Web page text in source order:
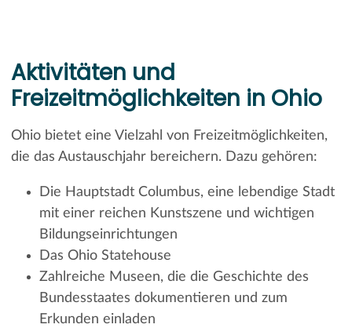
Aktivitäten und
Freizeitmöglichkeiten in Ohio
Ohio bietet eine Vielzahl von Freizeitmöglichkeiten,
die das Austauschjahr bereichern. Dazu gehören:
Die Hauptstadt Columbus, eine lebendige Stadt
mit einer reichen Kunstszene und wichtigen
Bildungseinrichtungen
Das Ohio Statehouse
Zahlreiche Museen, die die Geschichte des
Bundesstaates dokumentieren und zum
Erkunden einladen